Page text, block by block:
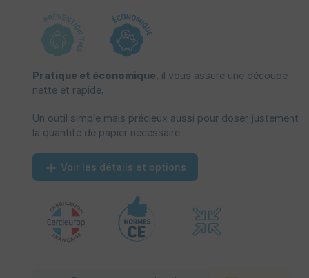
Pratique et économique , il vous assure une découpe
nette et rapide.
Un outil simple mais précieux aussi pour doser justement
la quantité de papier nécessaire.
Voir les détails et options